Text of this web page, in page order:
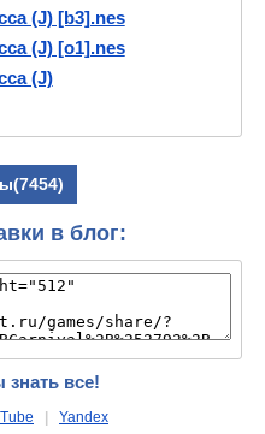
(J) [b3].nes
(J) [o1].nes
(J)
в блог:
все!
Yandex